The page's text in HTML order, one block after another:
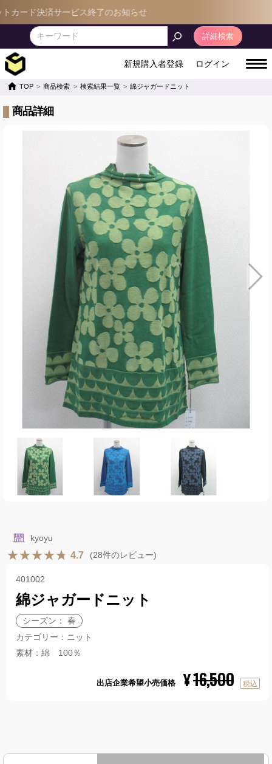
ド決済サービス終了のお知らせ
詳細検索
新規購入者登録 ログイン
TOP 商品検索 検索結果一覧 綿ジャガードニット
商品詳細
kyoyu
4.7 (28件のレビュー)
401002
綿ジャガードニット
シーズン： 春
カテゴリー：ニット
素材：綿 100％
出店企業希望小売価格 ¥16,500